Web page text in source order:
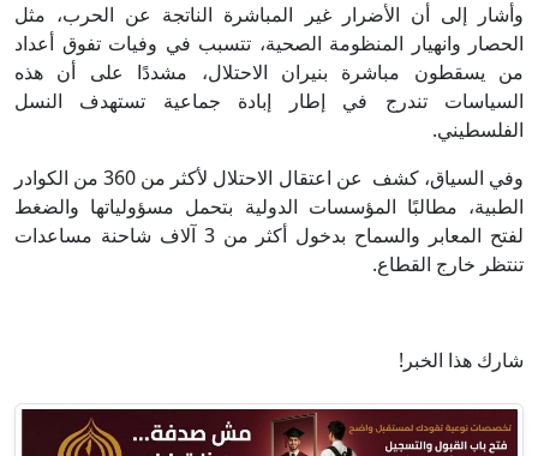
وأشار إلى أن الأضرار غير المباشرة الناتجة عن الحرب، مثل
الحصار وانهيار المنظومة الصحية، تتسبب في وفيات تفوق أعداد
من يسقطون مباشرة بنيران الاحتلال، مشددًا على أن هذه
السياسات تندرج في إطار إبادة جماعية تستهدف النسل
الفلسطيني.
وفي السياق، كشف عن اعتقال الاحتلال لأكثر من 360 من الكوادر
الطبية، مطالبًا المؤسسات الدولية بتحمل مسؤولياتها والضغط
لفتح المعابر والسماح بدخول أكثر من 3 آلاف شاحنة مساعدات
تنتظر خارج القطاع.
شارك هذا الخبر!